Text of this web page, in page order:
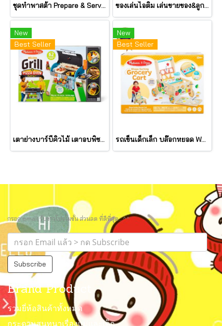
ชุดทำพาสต้า Prepare & Serve Pasta รุ่น 9361 ยี่ห้อ Melissa & Doug (นำเข้า USA) ของเล่นไอติม เล่นขายของ&ลูกค้า Cool Scoops Ice Creamery รุ่น 30607 ยี่ห้อ Melissa & Doug
New
Best Seller
เตาย่างบาร์บีคิวไม้ เตาอบพิซซ่า Deluxe Grill & Pizza Oven Play Set รุ่น 30608 ยี่ห้อ Melissa & Doug
New
Best Seller
รถเข็นเด็กเล็ก บล๊อกหยอด Wooden Shape Sorting Grocery Cart รุ่น 30732 ยี่ห้อ Melissa & Doug
กรอก email รับข่าวโปรโมชั่น ส่วนลด ที่ดีที่สุด.. ^^
Subscribe
Brand Product
รวมยี่ห้อสินค้าทั้งหมด